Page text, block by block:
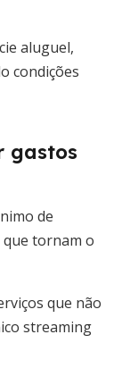
aluguel,
condições
gastos
de
tornam o
que não
streaming